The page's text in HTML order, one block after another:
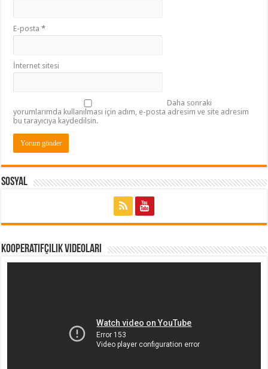
E-posta*
İnternet sitesi
Daha sonraki
yorumlarımda kullanılması için adım, e-posta adresim ve site adresim
bu tarayıcıya kaydedilsin.
Sosyal
Kooperatifçilik Videoları